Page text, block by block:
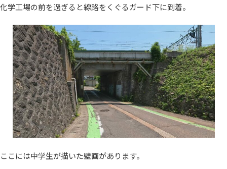
化学工場の前を過ぎると線路をくぐるガード下に到着。
ここには中学生が描いた壁画があります。